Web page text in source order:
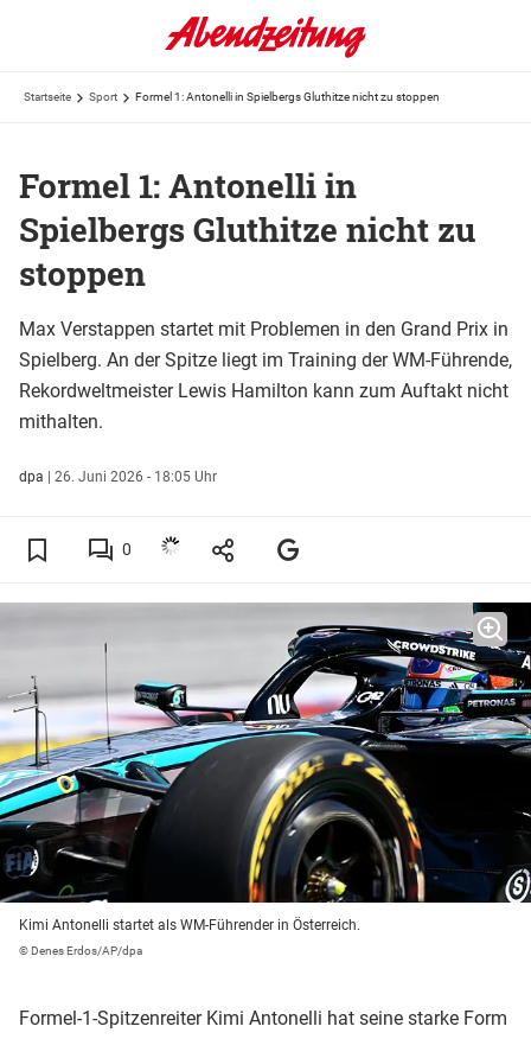
Startseite Sport Formel 1: Antonelli in Spielbergs Gluthitze nicht zu stoppen
Formel 1: Antonelli in
Spielbergs Gluthitze nicht zu
stoppen
Max Verstappen startet mit Problemen in den Grand Prix in
Spielberg. An der Spitze liegt im Training der WM-Führende,
Rekordweltmeister Lewis Hamilton kann zum Auftakt nicht
mithalten.
dpa | 26. Juni 2026 - 18:05 Uhr
0
Kimi Antonelli startet als WM-Führender in Österreich.
© Denes Erdos/AP/dpa
Formel-1-Spitzenreiter Kimi Antonelli hat seine starke Form